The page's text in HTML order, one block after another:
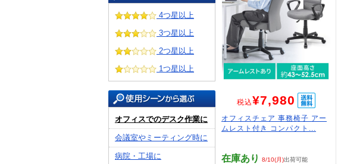
4つ星以上
3つ星以上
2つ星以上
1つ星以上
オフィスでのデスク作業に
会議室やミーティング時に
病院・工場に
税込¥7,980
オフィスチェア 事務椅子 アー
ムレスト付き コンパクト...
在庫あり 8/10(月)出荷可能